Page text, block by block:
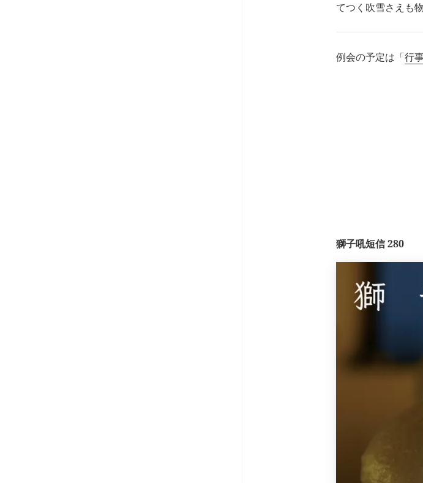
てつく吹雪さえも
例会の予定は「行
獅子吼短信 280